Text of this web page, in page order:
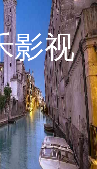
影视